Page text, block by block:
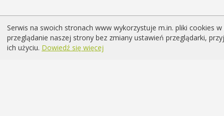
Serwis na swoich stronach www wykorzystuje m.in. pliki cookies
przeglądanie naszej strony bez zmiany ustawień przeglądarki,
ich użyciu. Dowiedź się więcej